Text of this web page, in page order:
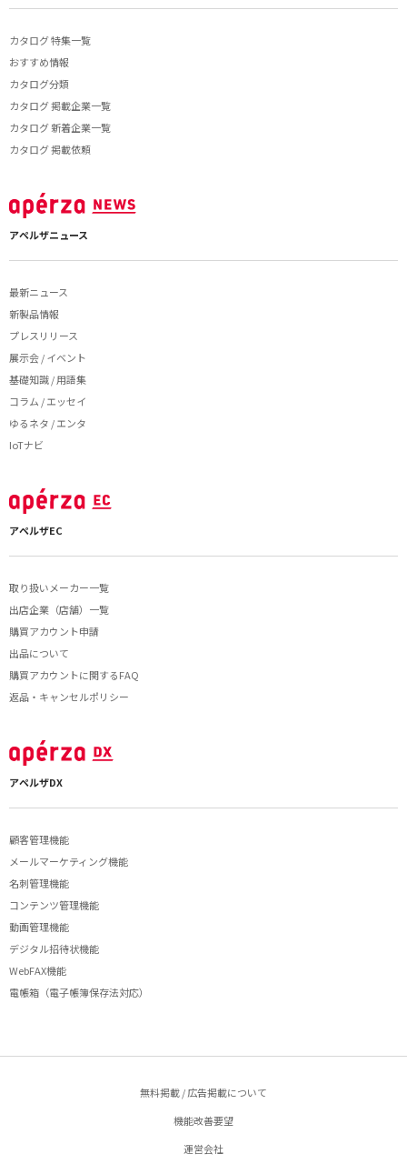
カタログ 特集一覧
おすすめ情報
カタログ分類
カタログ 掲載企業一覧
カタログ 新着企業一覧
カタログ 掲載依頼
アペルザニュース
最新ニュース
新製品情報
プレスリリース
展示会 / イベント
基礎知識 / 用語集
コラム / エッセイ
ゆるネタ / エンタ
IoTナビ
アペルザEC
取り扱いメーカー一覧
出店企業（店舗）一覧
購買アカウント申請
出品について
購買アカウントに関するFAQ
返品・キャンセルポリシー
アペルザDX
顧客管理機能
メールマーケティング機能
名刺管理機能
コンテンツ管理機能
動画管理機能
デジタル招待状機能
WebFAX機能
電帳箱（電子帳簿保存法対応）
無料掲載 / 広告掲載について
機能改善要望
運営会社